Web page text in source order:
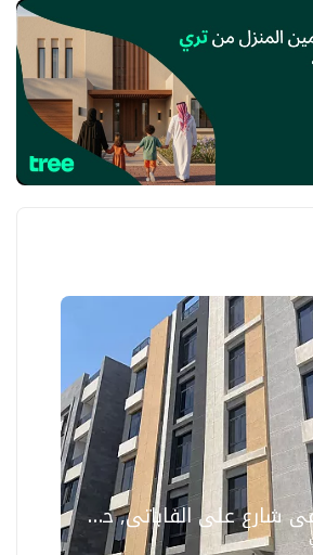
شقة للبيع في شارع علي الفاباتي, حي السلامة, مدينة جدة